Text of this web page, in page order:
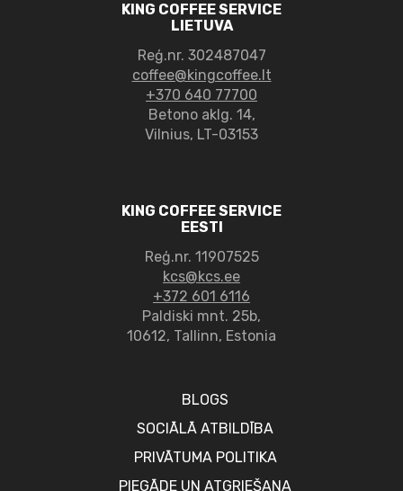
KING COFFEE SERVICE
LIETUVA
Reģ.nr. 302487047
coffee@kingcoffee.lt
+370 640 77700
Betono aklg. 14,
Vilnius, LT-03153
KING COFFEE SERVICE
EESTI
Reģ.nr. 11907525
kcs@kcs.ee
+372 601 6116
Paldiski mnt. 25b,
10612, Tallinn, Estonia
BLOGS
SOCIĀLĀ ATBILDĪBA
PRIVĀTUMA POLITIKA
PIEGĀDE UN ATGRIEŠANA